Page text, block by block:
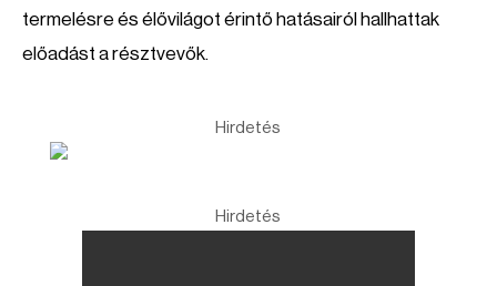
termelésre és élővilágot érintő hatásairól hallhattak
előadást a résztvevők.
Hirdetés
Hirdetés